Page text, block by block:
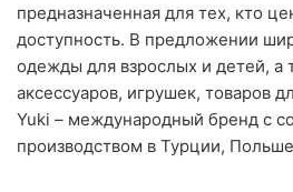
Харьков
Запорожье
Днепр
предназначенная для тех, кто
доступность. В предложении
одежды для взрослых и детей, а
аксессуаров, игрушек, товаров
Yuki – международный бренд с
производством в Турции,